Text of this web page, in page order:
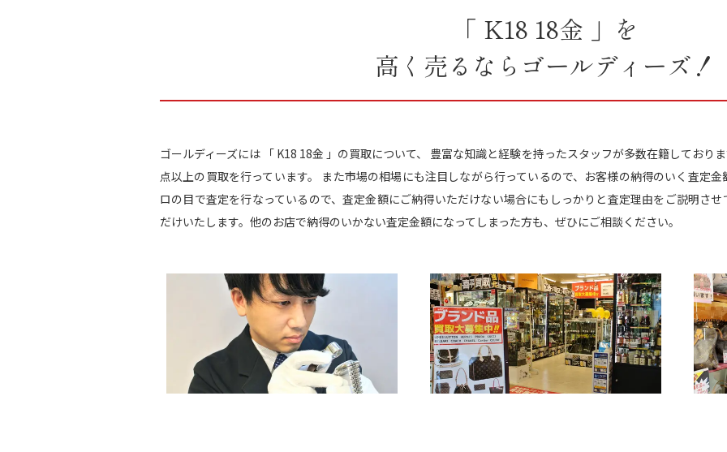
「 K18 18金 」を
高く売るならゴールディーズ！
ゴールディーズには 「 K18 18金 」の買取について、 豊富な知識と経験を持ったスタッフが多数在籍しており
点以上の買取を行っています。 また市場の相場にも注目しながら行っているので、お客様の納得のいく査定
ロの目で査定を行なっているので、査定金額にご納得いただけない場合にもしっかりと査定理由をご説明さ
だけいたします。他のお店で納得のいかない査定金額になってしまった方も、ぜひにご相談ください。